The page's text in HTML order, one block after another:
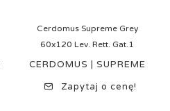
Cerdomus Supreme Grey
60x120 Lev. Rett. Gat.1
CERDOMUS | SUPREME
Zapytaj o cenę!